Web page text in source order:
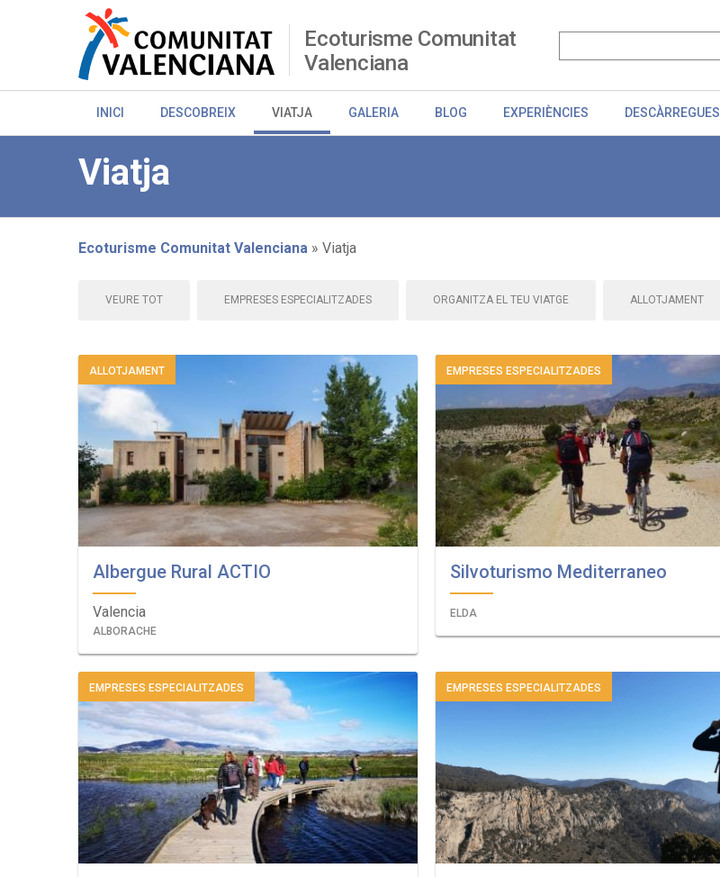
Ecoturisme Comunitat
Valenciana
INICI DESCOBREIX VIATJA GALERIA BLOG EXPERIÈNCIES DESCÀRREGUES
Viatja
Ecoturisme Comunitat Valenciana Viatja
VEURE TOT EMPRESES ESPECIALITZADES ORGANITZA EL TEU VIATGE ALLOTJAMENT
ALLOTJAMENT
Albergue Rural ACTIO
Valencia
ALBORACHE
EMPRESES ESPECIALITZADES
Silvoturismo Mediterraneo
ELDA
EMPRESES ESPECIALITZADES EMPRESES ESPECIALITZADES